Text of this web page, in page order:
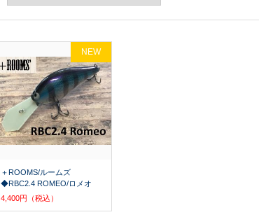
＋ROOMS/ルームズ
◆RBC2.4 ROMEO/ロメオ
4,400円（税込）
NEW